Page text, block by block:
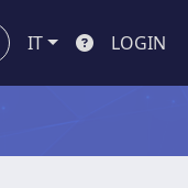
IT LOGIN